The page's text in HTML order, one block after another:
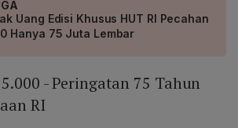
Uang Edisi Khusus HUT RI Pecahan
Hanya 75 Juta Lembar
- Peringatan 75 Tahun
RI